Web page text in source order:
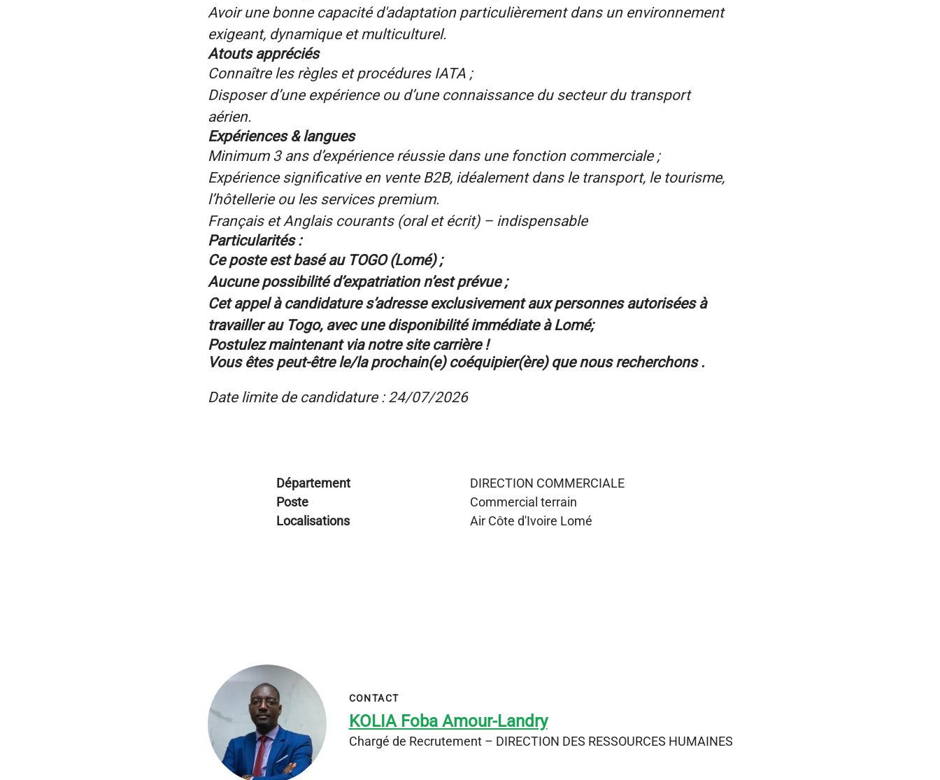
Avoir une bonne capacité d'adaptation particulièrement dans un environnement
exigeant, dynamique et multiculturel.
Atouts appréciés
Connaître les règles et procédures IATA ;
Disposer d’une expérience ou d’une connaissance du secteur du transport
aérien.
Expériences & langues
Minimum 3 ans d’expérience réussie dans une fonction commerciale ;
Expérience significative en vente B2B, idéalement dans le transport, le tourisme,
l’hôtellerie ou les services premium.
Français et Anglais courants (oral et écrit) – indispensable
Particularités :
Ce poste est basé au TOGO (Lomé);
Aucune possibilité d’expatriation n’est prévue ;
Cet appel à candidature s’adresse exclusivement aux personnes autorisées à
travailler au Togo, avec une disponibilité immédiate à Lomé;
Postulez maintenant via notre site carrière !
Vous êtes peut-être le/la prochain(e) coéquipier(ère) que nous recherchons .
Date limite de candidature : 24/07/2026
Département
DIRECTION COMMERCIALE
Poste
Commercial terrain
Localisations
Air Côte d'Ivoire Lomé
CONTACT
KOLIA Foba Amour-Landry
Chargé de Recrutement – DIRECTION DES RESSOURCES HUMAINES